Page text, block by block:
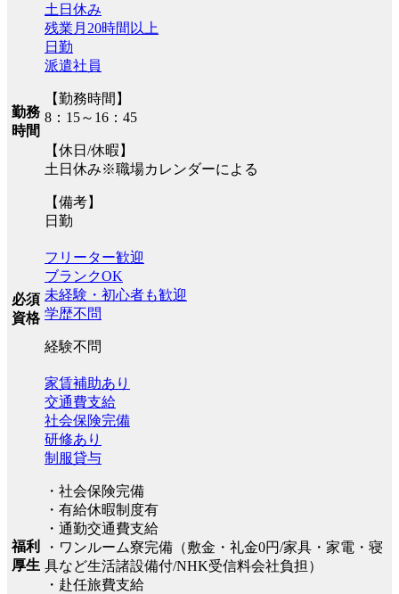
勤務
時間
土日休み
残業月20時間以上
日勤
派遣社員
【勤務時間】
8：15～16：45
【休日/休暇】
土日休み※職場カレンダーによる
【備考】
日勤
必須
資格
フリーター歓迎
ブランクOK
未経験・初心者も歓迎
学歴不問
経験不問
福利
厚生
家賃補助あり
交通費支給
社会保険完備
研修あり
制服貸与
・社会保険完備
・有給休暇制度有
・通勤交通費支給
・ワンルーム寮完備（敷金・礼金0円/家具・家電・寝
具など生活諸設備付/NHK受信料会社負担）
・赴任旅費支給